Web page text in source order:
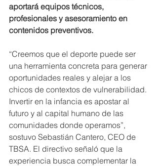
aportará equipos técnicos,
profesionales y asesoramiento en
contenidos preventivos.
“Creemos que el deporte puede ser
una herramienta concreta para generar
oportunidades reales y alejar a los
chicos de contextos de vulnerabilidad.
Invertir en la infancia es apostar al
futuro y al capital humano de las
comunidades donde operamos”,
sostuvo Sebastián Cantero, CEO de
TBSA. El directivo señaló que la
experiencia busca complementar la